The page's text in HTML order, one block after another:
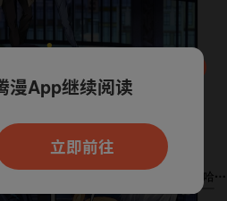
阅读，可打开App新用
7天免费看
漫App继续阅读
立即前往